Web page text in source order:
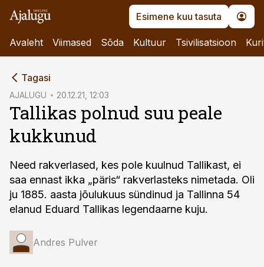
Esimene kuu tasuta
Avaleht Viimased Sõda Kultuur Tsivilisatsioon
Tagasi
AJALUGU 20.12.21, 12:03
Tallikas polnud suu peale
kukkunud
Need rakverlased, kes pole kuulnud Tallikast, ei
saa ennast ikka „päris“ rakverlasteks nimetada. Oli
ju 1885. aasta jõulukuus sündinud ja Tallinna 54
elanud Eduard Tallikas legendaarne kuju.
Andres Pulver